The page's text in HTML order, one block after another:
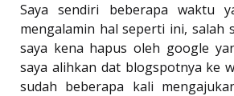
Saya sendiri beberapa waktu
mengalamin hal seperti ini, salah
saya kena hapus oleh google
saya alihkan dat blogspotnya ke
sudah beberapa kali